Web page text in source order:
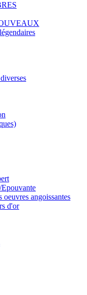
angoissantes
d'or